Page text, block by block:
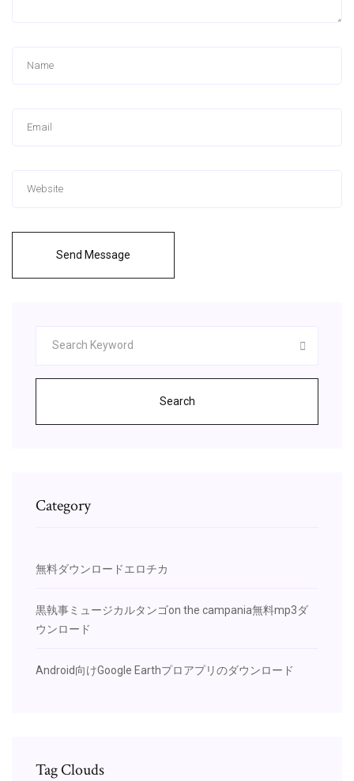
Send Message
Search
Category
無料ダウンロードエロチカ
黒執事ミュージカルタンゴon the campania無料mp3ダ
ウンロード
Android向けGoogle Earthプロアプリのダウンロード
Tag Clouds